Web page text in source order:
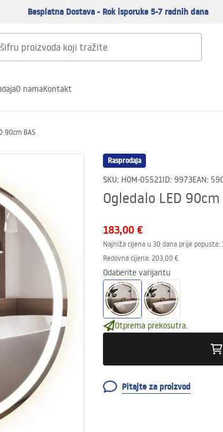
Besplatna Dostava - Rok isporuke 5-7 radnih dana
O namaKontakt
90cm BAS
Rasprodaja
SKU: HOM-05521ID: 9973EAN:
Ogledalo LED 90cm
183,00 €
Najniža cijena u 30 dana prije popusta:
Redovna cijena: 203,00 €
Odaberite varijantu
Otprema prekosutra.
Pitajte za proizvod